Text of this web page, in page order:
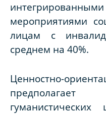
мероприятиями
лицам с
среднем на 40%.
Ценностно-
гуманистических